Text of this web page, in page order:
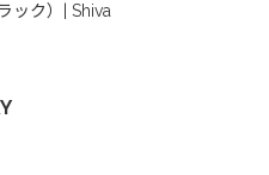
ック）| Shiva